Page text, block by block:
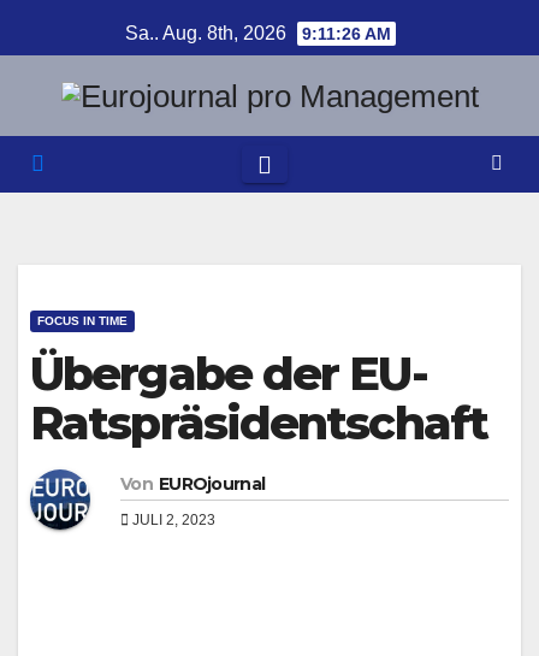
Inhalt
springen
Sa.. Aug. 8th, 2026 9:11:27 AM
FOCUS IN TIME
Übergabe der EU-
Ratspräsidentschaft
Von EUROjournal
JULI 2, 2023